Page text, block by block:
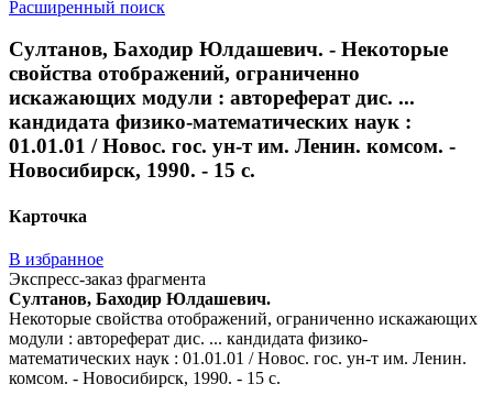
Расширенный поиск
Султанов, Баходир Юлдашевич. - Некоторые
свойства отображений, ограниченно
искажающих модули : автореферат дис. ...
кандидата физико-математических наук :
01.01.01 / Новос. гос. ун-т им. Ленин. комсом. -
Новосибирск, 1990. - 15 с.
Карточка
В избранное
Экспресс-заказ фрагмента
Султанов, Баходир Юлдашевич.
Некоторые свойства отображений, ограниченно искажающих
модули : автореферат дис. ... кандидата физико-
математических наук : 01.01.01 / Новос. гос. ун-т им. Ленин.
комсом. - Новосибирск, 1990. - 15 с.